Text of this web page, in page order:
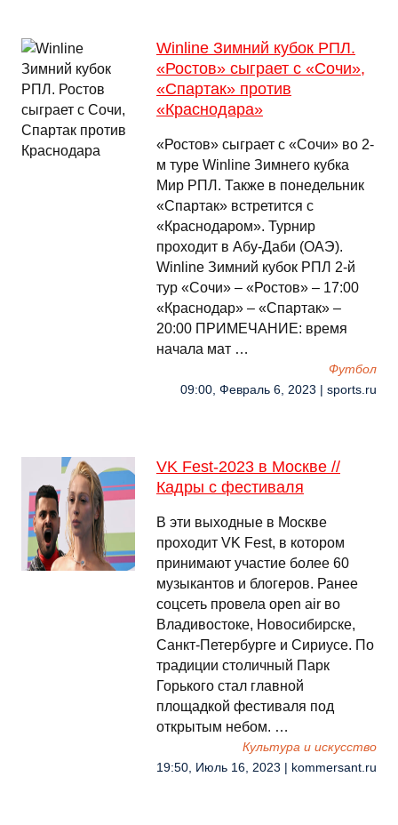
Winline Зимний кубок РПЛ.
«Ростов» сыграет с «Сочи»,
«Спартак» против
«Краснодара»
«Ростов» сыграет с «Сочи» во 2-
м туре Winline Зимнего кубка
Мир РПЛ. Также в понедельник
«Спартак» встретится с
«Краснодаром». Турнир
проходит в Абу-Даби (ОАЭ).
Winline Зимний кубок РПЛ 2-й
тур «Сочи» – «Ростов» – 17:00
«Краснодар» – «Спартак» –
20:00 ПРИМЕЧАНИЕ: время
начала мат …
Футбол
09:00, Февраль 6, 2023 | sports.ru
VK Fest-2023 в Москве //
Кадры с фестиваля
В эти выходные в Москве
проходит VK Fest, в котором
принимают участие более 60
музыкантов и блогеров. Ранее
соцсеть провела open air во
Владивостоке, Новосибирске,
Санкт-Петербурге и Сириусе. По
традиции столичный Парк
Горького стал главной
площадкой фестиваля под
открытым небом. …
Культура и искусство
19:50, Июль 16, 2023 | kommersant.ru